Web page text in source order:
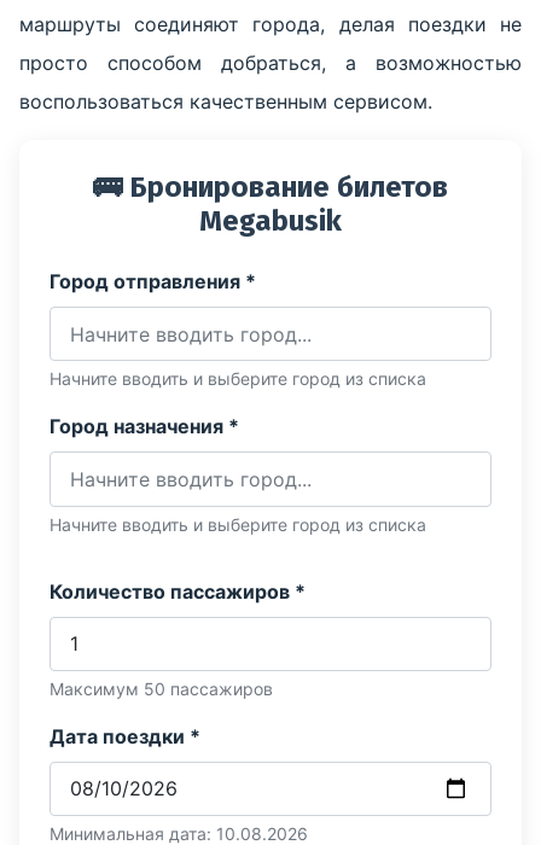
маршруты соединяют города, делая поездки не
просто способом добраться, а возможностью
воспользоваться качественным сервисом.
🚌 Бронирование билетов
Megabusik
Город отправления *
Начните вводить и выберите город из списка
Город назначения *
Начните вводить и выберите город из списка
Количество пассажиров *
Максимум 50 пассажиров
Дата поездки *
Минимальная дата: 10.08.2026